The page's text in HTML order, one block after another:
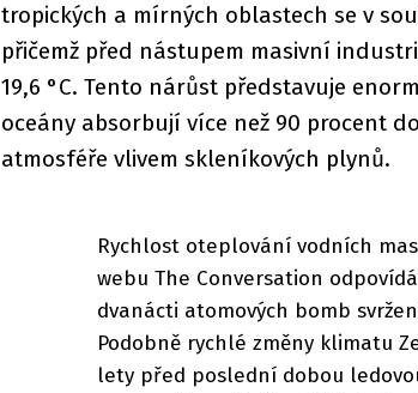
tropických a mírných oblastech se v
přičemž před nástupem masivní
19,6 °C. Tento nárůst představuje
oceány absorbují více než 90 procent
atmosféře vlivem skleníkových plynů.
Rychlost oteplování vodních
webu The Conversation
dvanácti atomových bomb
Podobně rychlé změny klimatu
lety před poslední dobou